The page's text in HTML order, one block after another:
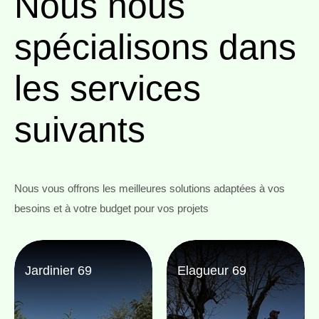
spécialisons dans
les services
suivants
Nous vous offrons les meilleures solutions adaptées à vos
besoins et à votre budget pour vos projets
Jardinier 69 Elagueur 69